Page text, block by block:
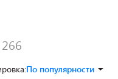
По популярности